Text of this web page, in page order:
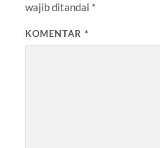
wajib ditandai *
KOMENTAR *